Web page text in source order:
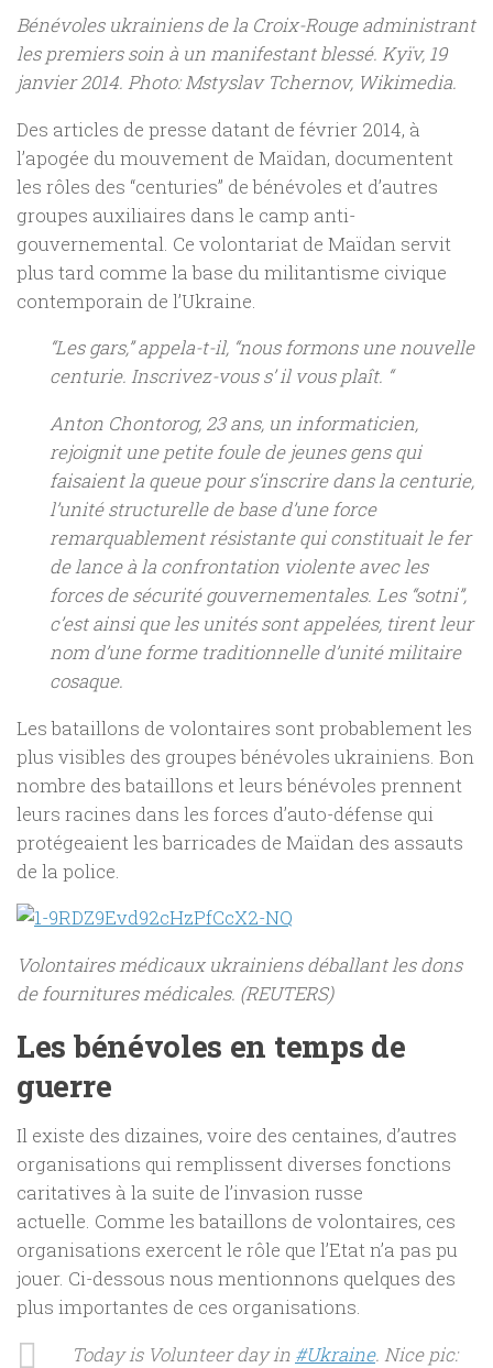
Bénévoles ukrainiens de la Croix-Rouge administrant
les premiers soin à un manifestant blessé. Kyïv, 19
janvier 2014. Photo: Mstyslav Tchernov, Wikimedia.
Des articles de presse datant de février 2014, à
l’apogée du mouvement de Maïdan, documentent
les rôles des “centuries” de bénévoles et d’autres
groupes auxiliaires dans le camp anti-
gouvernemental. Ce volontariat de Maïdan servit
plus tard comme la base du militantisme civique
contemporain de l’Ukraine.
“Les gars,” appela-t-il, “nous formons une nouvelle
centurie. Inscrivez-vous s’ il vous plaît. “
Anton Chontorog, 23 ans, un informaticien,
rejoignit une petite foule de jeunes gens qui
faisaient la queue pour s’inscrire dans la centurie,
l’unité structurelle de base d’une force
remarquablement résistante qui constituait le fer
de lance à la confrontation violente avec les
forces de sécurité gouvernementales. Les “sotni”,
c’est ainsi que les unités sont appelées, tirent leur
nom d’une forme traditionnelle d’unité militaire
cosaque.
Les bataillons de volontaires sont probablement les
plus visibles des groupes bénévoles ukrainiens. Bon
nombre des bataillons et leurs bénévoles prennent
leurs racines dans les forces d’auto-défense qui
protégeaient les barricades de Maïdan des assauts
de la police.
Volontaires médicaux ukrainiens déballant les dons
de fournitures médicales. (REUTERS)
Les bénévoles en temps de
guerre
Il existe des dizaines, voire des centaines, d’autres
organisations qui remplissent diverses fonctions
caritatives à la suite de l’invasion russe
actuelle. Comme les bataillons de volontaires, ces
organisations exercent le rôle que l’Etat n’a pas pu
jouer. Ci-dessous nous mentionnons quelques des
plus importantes de ces organisations.
Today is Volunteer day in #Ukraine. Nice pic: